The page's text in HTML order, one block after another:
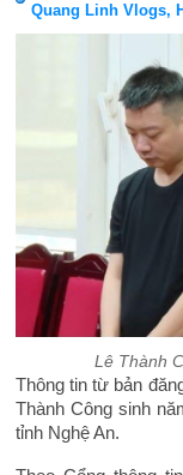
Quang Linh Vlogs,
Lê Thành
Thông tin từ bản
Thành Công sinh
tỉnh Nghệ An.